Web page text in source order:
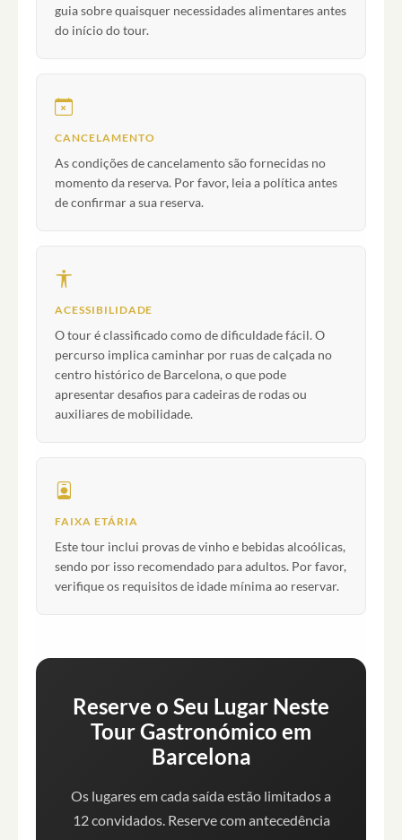
guia sobre quaisquer necessidades alimentares antes
do início do tour.
CANCELAMENTO
As condições de cancelamento são fornecidas no
momento da reserva. Por favor, leia a política antes
de confirmar a sua reserva.
ACESSIBILIDADE
O tour é classificado como de dificuldade fácil. O
percurso implica caminhar por ruas de calçada no
centro histórico de Barcelona, o que pode
apresentar desafios para cadeiras de rodas ou
auxiliares de mobilidade.
FAIXA ETÁRIA
Este tour inclui provas de vinho e bebidas alcoólicas,
sendo por isso recomendado para adultos. Por favor,
verifique os requisitos de idade mínima ao reservar.
Reserve o Seu Lugar Neste
Tour Gastronómico em
Barcelona
Os lugares em cada saída estão limitados a
12 convidados. Reserve com antecedência